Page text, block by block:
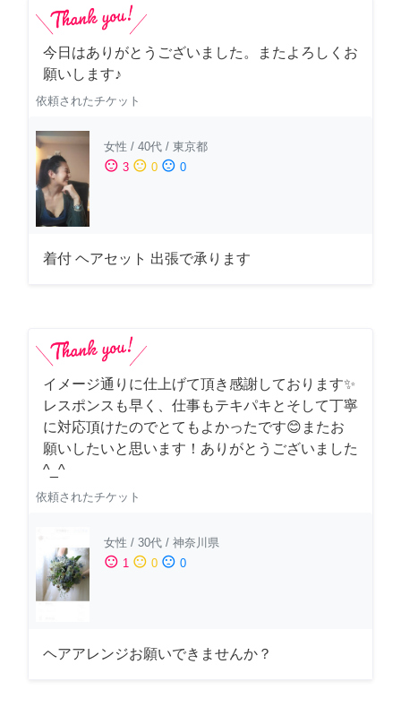
今日はありがとうございました。またよろしくお
願いします♪
依頼されたチケット
女性 / 40代 / 東京都
sentiment_satisfied 3 sentiment_neutral 0 sentiment_dissatisfied 0
着付 ヘアセット 出張で承ります
イメージ通りに仕上げて頂き感謝しております✨
レスポンスも早く、仕事もテキパキとそして丁寧
に対応頂けたのでとてもよかったです😊またお
願いしたいと思います！ありがとうございました
^_^
依頼されたチケット
女性 / 30代 / 神奈川県
sentiment_satisfied 1 sentiment_neutral 0 sentiment_dissatisfied 0
ヘアアレンジお願いできませんか？